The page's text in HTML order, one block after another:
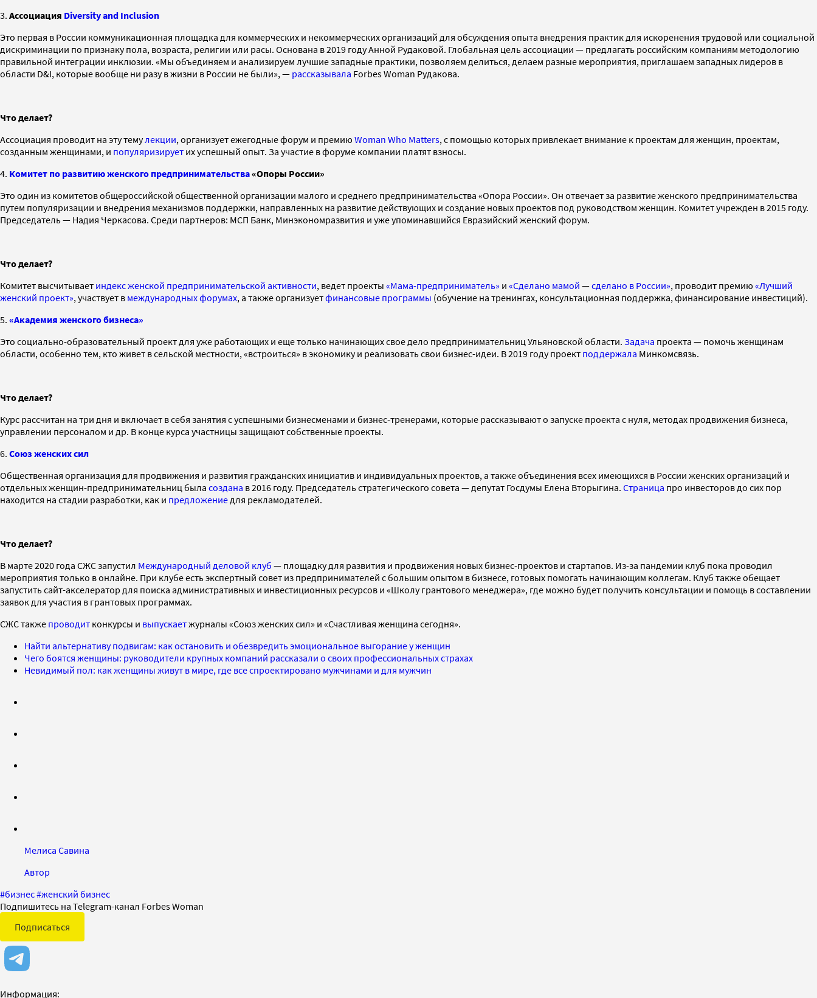
3. Ассоциация Diversity and Inclusion
Это первая в России коммуникационная площадка для коммерческих и некоммерческих организаций для обсуждения опыта внедрения практик для искоренения трудовой или социальной
дискриминации по признаку пола, возраста, религии или расы. Основана в 2019 году Анной Рудаковой. Глобальная цель ассоциации — предлагать российским компаниям методологию
правильной интеграции инклюзии. «Мы объединяем и анализируем лучшие западные практики, позволяем делиться, делаем разные мероприятия, приглашаем западных лидеров в
области D&I, которые вообще ни разу в жизни в России не были», — рассказывала Forbes Woman Рудакова.
Что делает?
Ассоциация проводит на эту темулекции, организует ежегодные форум и премию Woman Who Matters, с помощью которых привлекает внимание к проектам для женщин, проектам,
созданным женщинами, и популяризирует их успешный опыт. За участие в форуме компании платят взносы.
4. Комитет по развитию женского предпринимательства«Опоры России»
Это один из комитетов общероссийской общественной организации малого и среднего предпринимательства «Опора России». Он отвечает за развитие женского предпринимательства
путем популяризации и внедрения механизмов поддержки, направленных на развитие действующих и создание новых проектов под руководством женщин. Комитет учрежден в 2015 году.
Председатель — Надия Черкасова. Среди партнеров: МСП Банк, Минэкономразвития и уже упоминавшийся Евразийский женский форум.
Что делает?
Комитет высчитывает индекс женской предпринимательской активности, ведет проекты «Мама-предприниматель» и «Сделано мамой —сделано в России», проводит премию «Лучший
женский проект», участвует в международных форумах, а также организуетфинансовые программы (обучение на тренингах, консультационная поддержка, финансирование инвестиций).
5. «Академия женского бизнеса»
Это социально-образовательный проект для уже работающих и еще только начинающих свое дело предпринимательниц Ульяновской области. Задача проекта — помочь женщинам
области, особенно тем, кто живет в сельской местности, «встроиться» в экономику и реализовать свои бизнес-идеи. В 2019 году проект поддержала Минкомсвязь.
Что делает?
Курс рассчитан на три дня и включает в себя занятия с успешными бизнесменами и бизнес-тренерами, которые рассказывают о запуске проекта с нуля, методах продвижения бизнеса,
управлении персоналом и др. В конце курса участницы защищают собственные проекты.
6. Союз женских сил
Общественная организация для продвижения и развития гражданских инициатив и индивидуальных проектов, а также объединения всех имеющихся в России женских организаций и
отдельных женщин-предпринимательниц была создана в 2016 году. Председатель стратегического совета — депутат Госдумы Елена Вторыгина. Страница про инвесторов до сих пор
находится на стадии разработки, как и предложение для рекламодателей.
Что делает?
В марте 2020 года СЖС запустил Международный деловой клуб — площадку для развития и продвижения новых бизнес-проектов и стартапов. Из-за пандемии клуб пока проводил
мероприятия только в онлайне. При клубе есть экспертный совет из предпринимателей с большим опытом в бизнесе, готовых помогать начинающим коллегам. Клуб также обещает
запустить сайт-акселератор для поиска административных и инвестиционных ресурсов и «Школу грантового менеджера», где можно будет получить консультации и помощь в составлении
заявок для участия в грантовых программах.
СЖС также проводит конкурсы и выпускаетжурналы «Союз женских сил» и «Счастливая женщина сегодня».
Найти альтернативу подвигам: как остановить и обезвредить эмоциональное выгорание у женщин
Чего боятся женщины: руководители крупных компаний рассказали о своих профессиональных страхах
Невидимый пол: как женщины живут в мире, где все спроектировано мужчинами и для мужчин
Мелиса Савина
Автор
#бизнес#женский бизнес
Подпишитесь на Telegram-канал Forbes Woman
Подписаться
Информация: